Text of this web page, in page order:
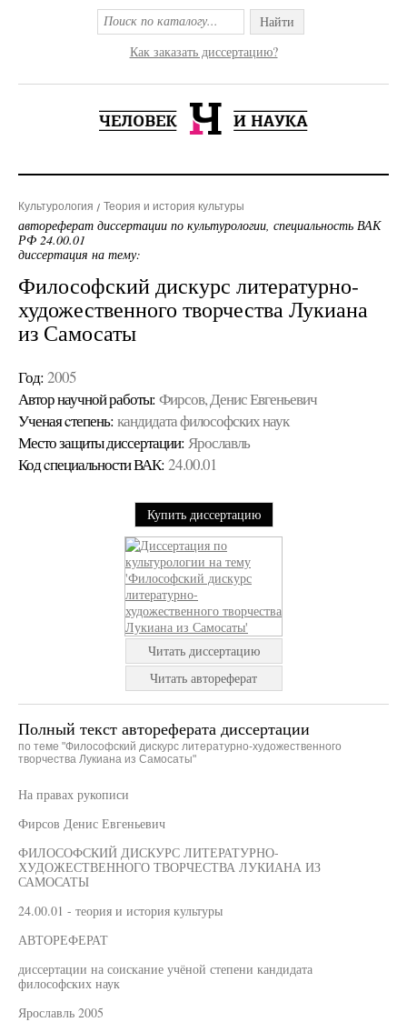
Найти
Как заказать диссертацию?
Культурология Теория и история культуры
автореферат диссертации по культурологии, специальность ВАК
РФ 24.00.01
диссертация на тему:
Философский дискурс литературно-
художественного творчества Лукиана
из Самосаты
Год: 2005
Автор научной работы: Фирсов, Денис Евгеньевич
Ученая cтепень: кандидата философских наук
Место защиты диссертации: Ярославль
Код cпециальности ВАК: 24.00.01
Купить диссертацию
Читать диссертацию
Читать автореферат
Полный текст автореферата диссертации
по теме "Философский дискурс литературно-художественного
творчества Лукиана из Самосаты"
На правах рукописи
Фирсов Денис Евгеньевич
ФИЛОСОФСКИЙ ДИСКУРС ЛИТЕРАТУРНО-
ХУДОЖЕСТВЕННОГО ТВОРЧЕСТВА ЛУКИАНА ИЗ
САМОСАТЫ
24.00.01 - теория и история культуры
АВТОРЕФЕРАТ
диссертации на соискание учёной степени кандидата
философских наук
Ярославль 2005